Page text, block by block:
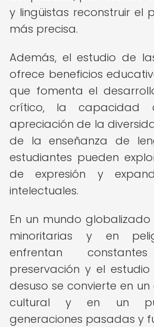
y lingüistas reconstruir el
más precisa.
Además, el estudio de
ofrece beneficios
que fomenta el
crítico, la capacidad
apreciación de la
de la enseñanza de
estudiantes pueden
de expresión y
intelectuales.
En un mundo
minoritarias y en
enfrentan
preservación y el
desuso se convierte en
cultural y en un
generaciones pasadas y